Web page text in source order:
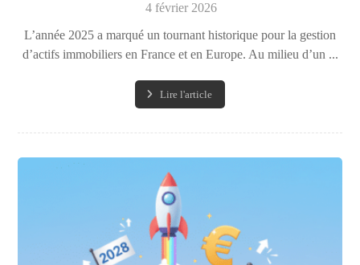
4 février 2026
L’année 2025 a marqué un tournant historique pour la gestion
d’actifs immobiliers en France et en Europe. Au milieu d’un ...
Lire l'article